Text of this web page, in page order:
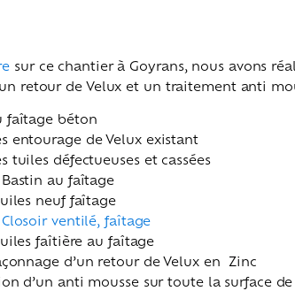
sur ce chantier à Goyrans, nous avons
retour de Velux et un traitement anti
faîtage béton
entourage de Velux existant
tuiles défectueuses et cassées
Bastin au faîtage
neuf faîtage
Closoir ventilé, faîtage
faîtière au faîtage
d’un retour de Velux en Zinc
d’un anti mousse sur toute la surface